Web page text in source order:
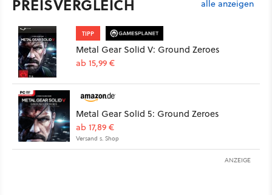
PREISVERGLEICH alle anzeigen
TIPP
Metal Gear Solid V: Ground Zeroes
ab 15,99 €
Metal Gear Solid 5: Ground Zeroes
ab 17,89 €
Versand s. Shop
ANZEIGE